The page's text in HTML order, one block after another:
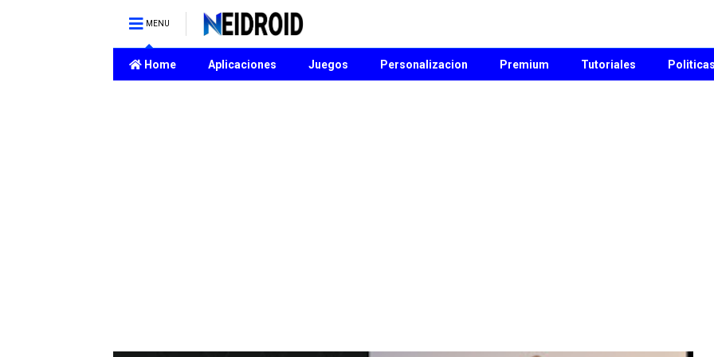
MENU
Home Aplicaciones Juegos Personalizacion Premium Tutoriales Politicas